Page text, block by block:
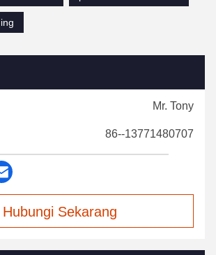
Mr. Tony
86--13771480707
Hubungi Sekarang